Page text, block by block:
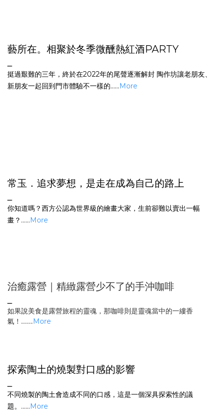
藝所在。相聚於冬季微醺熱紅酒PARTY
挺過艱難的三年，終於在2022年的尾聲逐漸解封 陶作坊讓老朋友、
新朋友一起回到門市體驗不一樣的......More
常玉．追求夢想，是走在成為自己的路上
你知道嗎？西方公認為世界級的繪畫大家，生前卻難以賣出一幅
畫？......More
治癒露營｜精緻露營少不了的手沖咖啡
如果說美食是露營旅程的靈魂，那咖啡則是靈魂當中的一縷香
氣！ ......More
探索陶土的燒製對口感的影響
不同燒製的陶土會造成不同的口感，這是一個深具探索性的議
題。 ......More